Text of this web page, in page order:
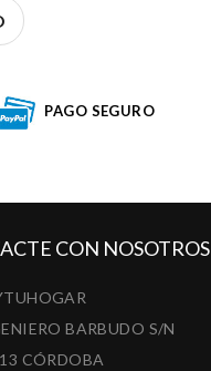
PAGO SEGURO
CON NOSOTROS
BARBUDO S/N
CÓRDOBA